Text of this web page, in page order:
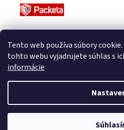
Tento web používa súbory
tohto webu vyjadrujete súhlas s
informácie